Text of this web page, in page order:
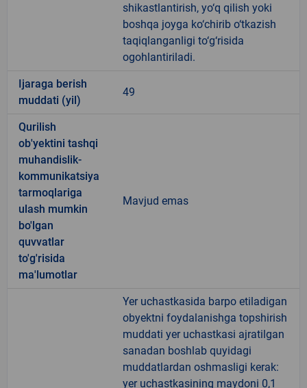
shikastlantirish, yo‘q qilish yoki
boshqa joyga ko‘chirib o‘tkazish
taqiqlanganligi to‘g‘risida
ogohlantiriladi.
Ijaraga berish
muddati (yil)
49
Qurilish
ob'yektini tashqi
muhandislik-
kommunikatsiya
tarmoqlariga
ulash mumkin
bo'lgan
quvvatlar
to'g'risida
ma'lumotlar
Mavjud emas
Yer uchastkasida barpo etiladigan
obyektni foydalanishga topshirish
muddati yer uchastkasi ajratilgan
sanadan boshlab quyidagi
muddatlardan oshmasligi kerak:
yer uchastkasining maydoni 0,1